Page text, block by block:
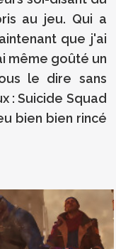
au jeu. Qui a
que j'ai
même goûté un
le dire sans
: Suicide Squad
bien bien rincé